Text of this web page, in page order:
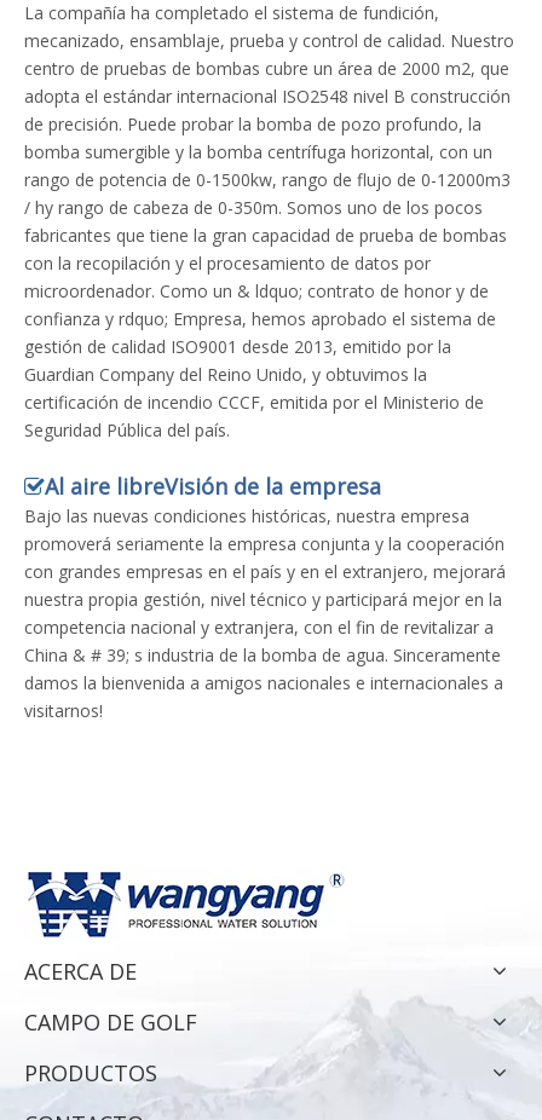
La compañía ha completado el sistema de fundición,
mecanizado, ensamblaje, prueba y control de calidad. Nuestro
centro de pruebas de bombas cubre un área de 2000 m2, que
adopta el estándar internacional ISO2548 nivel B construcción
de precisión. Puede probar la bomba de pozo profundo, la
bomba sumergible y la bomba centrífuga horizontal, con un
rango de potencia de 0-1500kw, rango de flujo de 0-12000m3
/ hy rango de cabeza de 0-350m. Somos uno de los pocos
fabricantes que tiene la gran capacidad de prueba de bombas
con la recopilación y el procesamiento de datos por
microordenador. Como un & ldquo; contrato de honor y de
confianza y rdquo; Empresa, hemos aprobado el sistema de
gestión de calidad ISO9001 desde 2013, emitido por la
Guardian Company del Reino Unido, y obtuvimos la
certificación de incendio CCCF, emitida por el Ministerio de
Seguridad Pública del país.
Al aire libreVisión de la empresa
Bajo las nuevas condiciones históricas, nuestra empresa
promoverá seriamente la empresa conjunta y la cooperación
con grandes empresas en el país y en el extranjero, mejorará
nuestra propia gestión, nivel técnico y participará mejor en la
competencia nacional y extranjera, con el fin de revitalizar a
China & # 39; s industria de la bomba de agua. Sinceramente
damos la bienvenida a amigos nacionales e internacionales a
visitarnos!
ACERCA DE
CAMPO DE GOLF
PRODUCTOS